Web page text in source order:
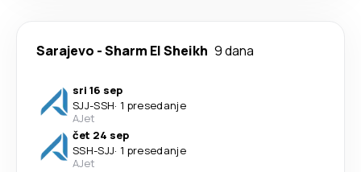
Sarajevo -Sharm El Sheikh 9 dana
sri 16 sep
SJJ-SSH· 1 presedanje
AJet
čet 24 sep
SSH-SJJ· 1 presedanje
AJet